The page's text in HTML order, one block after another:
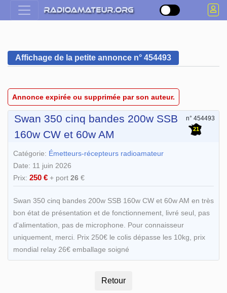
Affichage de la petite annonce n° 454493
Annonce expirée ou supprimée par son auteur.
Swan 350 cinq bandes 200w SSB
160w CW et 60w AM
n° 454493
21
Catégorie: Émetteurs-récepteurs radioamateur
Date: 11 juin 2026
Prix: 250 € + port 26€
Swan 350 cinq bandes 200w SSB 160w CW et 60w AM en très
bon état de présentation et de fonctionnement, livré seul, pas
d'alimentation, pas de microphone. Pour connaisseur
uniquement, merci. Prix 250€ le colis dépasse les 10kg, prix
mondial relay 26€ emballage soigné